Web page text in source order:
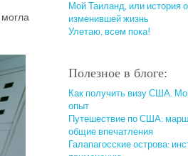
Мой Таиланд, или история
изменившей жизнь
Улетаю, всем пока!
Полезное в блоге:
Как получить визу США.
опыт
Путешествие по США:
общие впечатления
Галапагосские острова: